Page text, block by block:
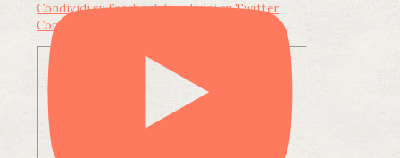
Condividi su FacebookCondividi su Twitter
Condividi su LinkedIn